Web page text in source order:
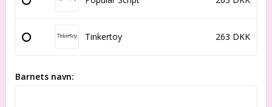
Tinkertoy 263 DKK
Barnets navn: